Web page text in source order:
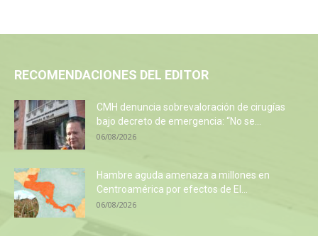
RECOMENDACIONES DEL EDITOR
CMH denuncia sobrevaloración de cirugías
bajo decreto de emergencia: “No se...
06/08/2026
Hambre aguda amenaza a millones en
Centroamérica por efectos de El...
06/08/2026